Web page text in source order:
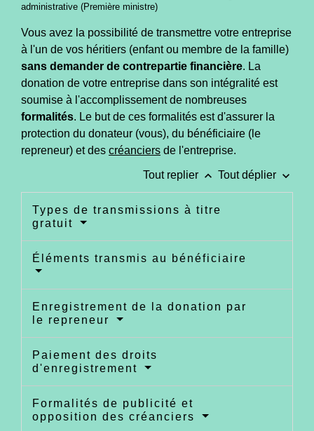
administrative (Première ministre)
Vous avez la possibilité de transmettre votre entreprise
à l'un de vos héritiers (enfant ou membre de la famille)
sans demander de contrepartie financière. La
donation de votre entreprise dans son intégralité est
soumise à l'accomplissement de nombreuses
formalités. Le but de ces formalités est d'assurer la
protection du donateur (vous), du bénéficiaire (le
repreneur) et des créanciers de l'entreprise.
Tout replier keyboard_arrow_up Tout déplier keyboard_arrow_down
Types de transmissions à titre
gratuit
Éléments transmis au bénéficiaire
Enregistrement de la donation par
le repreneur
Paiement des droits
d'enregistrement
Formalités de publicité et
opposition des créanciers